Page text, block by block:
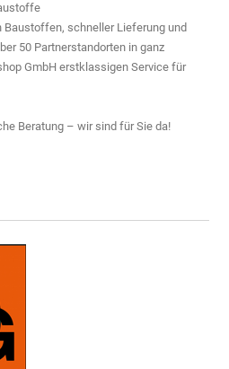
Baustoffen, schneller Lieferung und
50 Partnerstandorten in ganz
GmbH erstklassigen Service für
Beratung – wir sind für Sie da!